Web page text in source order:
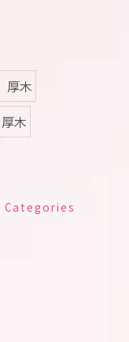
木
木
Categories